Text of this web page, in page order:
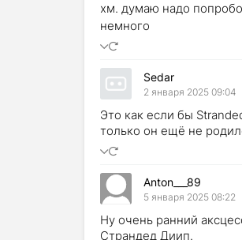
хм. думаю надо
немного
Sedar
2 января 2025 09:04
Это как если бы
только он ещё не
Anton___89
5 января 2025 08:22
Ну очень ранний
Страндед Диип.